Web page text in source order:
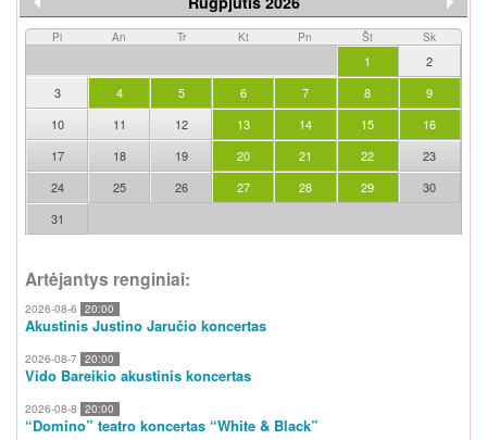
Pi An Tr Kt Pn Št Sk
1
2
3
4 5 6 7 8
9
10
11 12 13 14 15
16
17
18 19 20 21 22
23
24
25 26 27 28 29
30
31
Artėjantys renginiai:
2026-08-6 20:00
Akustinis Justino Jaručio koncertas
2026-08-7 20:00
Vido Bareikio akustinis koncertas
2026-08-8 20:00
“Domino” teatro koncertas “White & Black”